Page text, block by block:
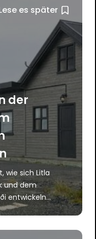
es später
der
wie sich Litla
und dem
entwickeln...